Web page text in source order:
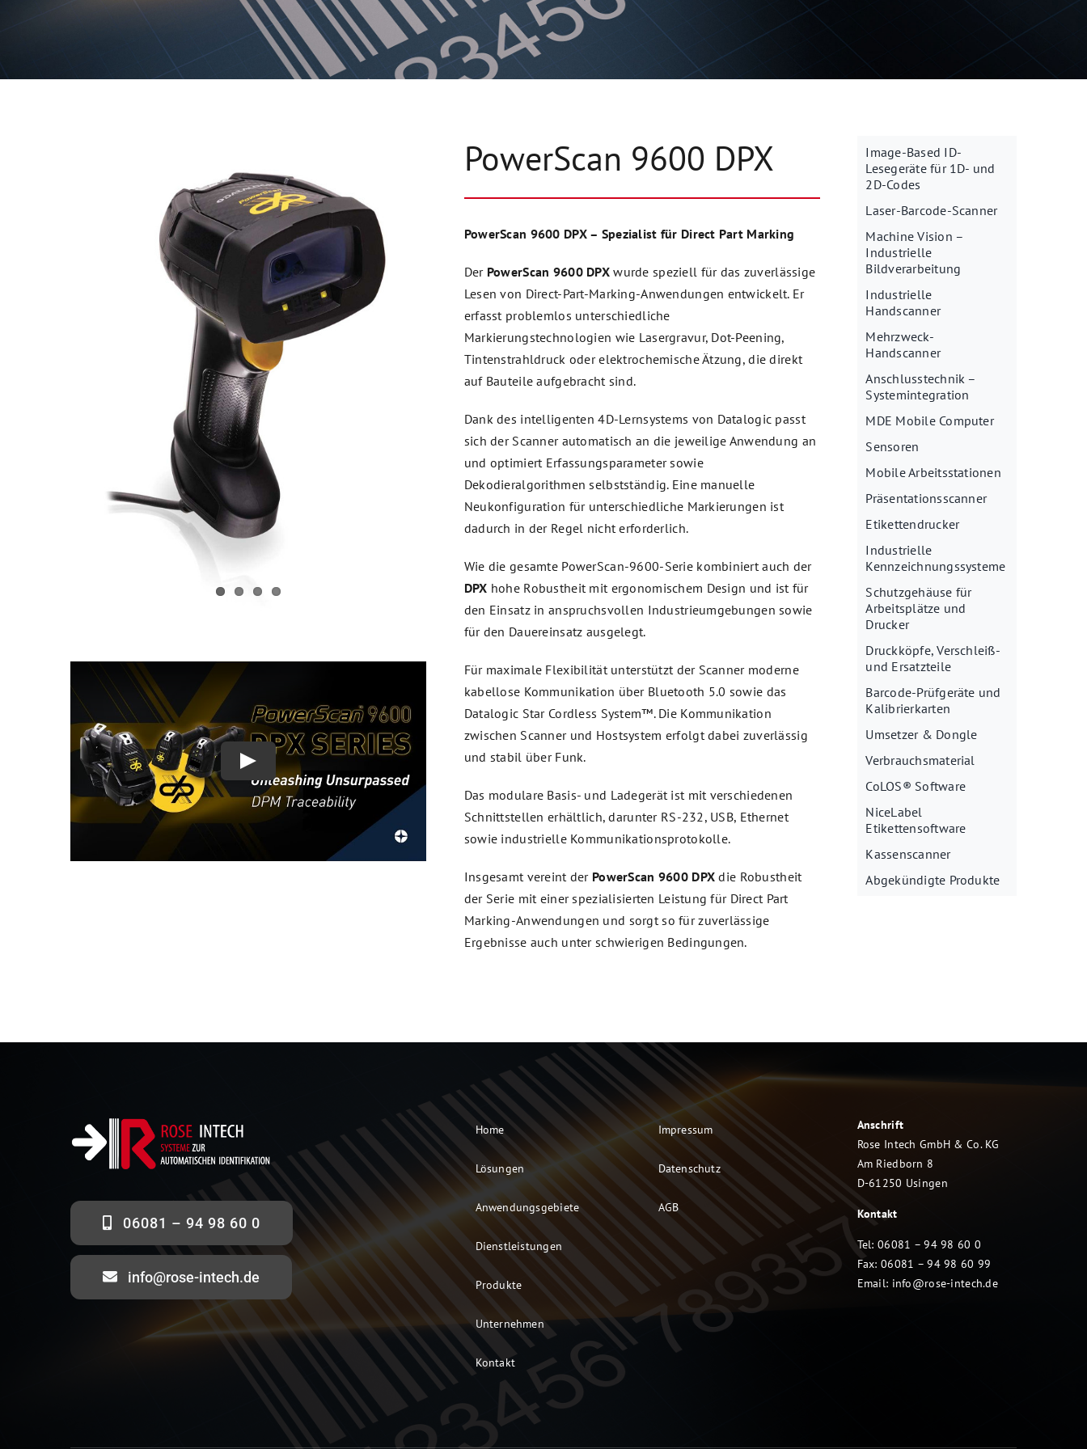
PowerScan 9600 DPX
PowerScan 9600 DPX – Spezialist für Direct Part Marking
Der PowerScan 9600 DPXwurde speziell für das zuverlässige
Lesen von Direct-Part-Marking-Anwendungen entwickelt. Er
erfasst problemlos unterschiedliche
Markierungstechnologien wie Lasergravur, Dot-Peening,
Tintenstrahldruck oder elektrochemische Ätzung, die direkt
auf Bauteile aufgebracht sind.
Dank des intelligenten 4D-Lernsystems von Datalogic passt
sich der Scanner automatisch an die jeweilige Anwendung an
und optimiert Erfassungsparameter sowie
Dekodieralgorithmen selbstständig. Eine manuelle
Neukonfiguration für unterschiedliche Markierungen ist
dadurch in der Regel nicht erforderlich.
Wie die gesamte PowerScan-9600-Serie kombiniert auch der
DPX hohe Robustheit mit ergonomischem Design und ist für
den Einsatz in anspruchsvollen Industrieumgebungen sowie
für den Dauereinsatz ausgelegt.
Für maximale Flexibilität unterstützt der Scanner moderne
kabellose Kommunikation über Bluetooth 5.0 sowie das
Datalogic Star Cordless System™. Die Kommunikation
zwischen Scanner und Hostsystem erfolgt dabei zuverlässig
und stabil über Funk.
Das modulare Basis- und Ladegerät ist mit verschiedenen
Schnittstellen erhältlich, darunter RS-232, USB, Ethernet
sowie industrielle Kommunikationsprotokolle.
Insgesamt vereint der PowerScan 9600 DPX die Robustheit
der Serie mit einer spezialisierten Leistung für Direct Part
Marking-Anwendungen und sorgt so für zuverlässige
Ergebnisse auch unter schwierigen Bedingungen.
Image-Based ID-
Lesegeräte für 1D- und
2D-Codes
Laser-Barcode-Scanner
Machine Vision –
Industrielle
Bildverarbeitung
Industrielle
Handscanner
Mehrzweck-
Handscanner
Anschlusstechnik –
Systemintegration
MDE Mobile Computer
Sensoren
Mobile Arbeitsstationen
Präsentationsscanner
Etikettendrucker
Industrielle
Kennzeichnungssysteme
Schutzgehäuse für
Arbeitsplätze und
Drucker
Druckköpfe, Verschleiß-
und Ersatzteile
Barcode-Prüfgeräte und
Kalibrierkarten
Umsetzer & Dongle
Verbrauchsmaterial
CoLOS® Software
NiceLabel
Etikettensoftware
Kassenscanner
Abgekündigte Produkte
06081 – 94 98 60 0
info@rose-intech.de
Home
Lösungen
Anwendungsgebiete
Dienstleistungen
Produkte
Unternehmen
Kontakt
Impressum
Datenschutz
AGB
Anschrift
Rose Intech GmbH & Co. KG
Am Riedborn 8
D-61250 Usingen
Kontakt
Tel: 06081 – 94 98 60 0
Fax: 06081 – 94 98 60 99
Email: info@rose-intech.de